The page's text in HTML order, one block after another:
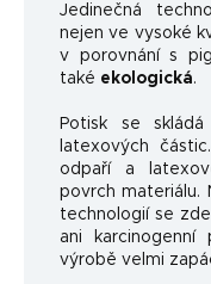
Jedinečná
nejen ve vysoké
v porovnání s
také ekologická.
Potisk se
latexových
odpaří a
povrch materiálu.
technologií se
ani
výrobě velmi